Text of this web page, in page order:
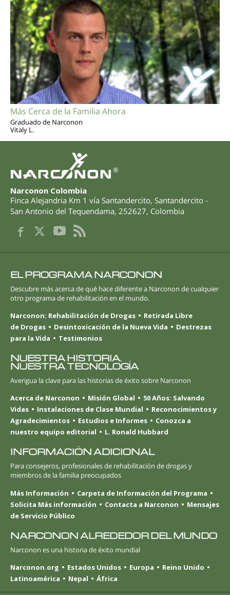
Más Cerca de la Familia Ahora
Graduado de Narconon
Vitaly L.
®
Narconon Colombia
Finca Alejandria Km 1 vía Santandercito, Santandercito -
San Antonio del Tequendama, 252627, Colombia
EL PROGRAMA NARCONON
Descubre más acerca de qué hace diferente a Narconon de cualquier
otro programa de rehabilitación en el mundo.
Narconon: Rehabilitación de Drogas
Retirada Libre
de Drogas
Desintoxicación de la Nueva Vida
Destrezas
para la Vida
Testimonios
NUESTRA HISTORIA.
NUESTRA TECNOLOGÍA
Averigua la clave para las historias de éxito sobre Narconon
Acerca de Narconon
Misión Global
50 Años: Salvando
Vidas
Instalaciones de Clase Mundial
Reconocimientos y
Agradecimientos
Estudios e Informes
Conozca a
nuestro equipo editorial
L. Ronald Hubbard
INFORMACIÓN ADICIONAL
Para consejeros, profesionales de rehabilitación de drogas y
miembros de la familia preocupados
Más Información
Carpeta de Información del Programa
Solicita Más información
Contacta a Narconon
Mensajes
de Servicio Público
NARCONON ALREDEDOR DEL MUNDO
Narconon es una historia de éxito mundial
Narconon.org
Estados Unidos Europa
Reino Unido
Latinoamérica
Nepal África